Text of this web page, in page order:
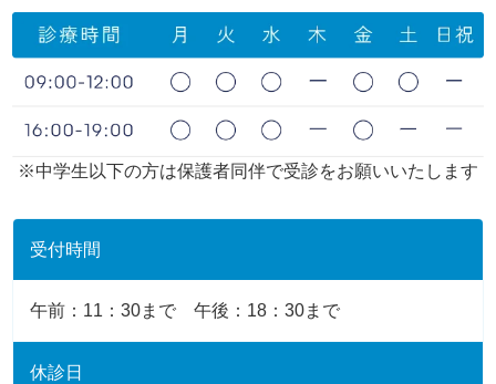
※中学生以下の方は保護者同伴で受診をお願いいたします
受付時間
午前：11：30まで 午後：18：30まで
休診日